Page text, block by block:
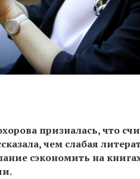
призналась, что
чем слабая
сэкономить на